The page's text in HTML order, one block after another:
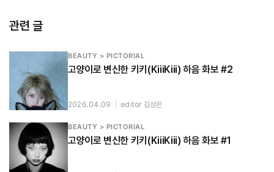
관련 글
BEAUTY > PICTORIAL
고양이로 변신한 키키(KiiiKiii) 하음 화보 #2
2026.04.09 editor 김상은
BEAUTY > PICTORIAL
고양이로 변신한 키키(KiiiKiii) 하음 화보 #1